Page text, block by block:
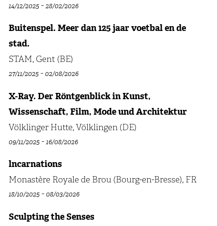
14/12/2025-28/02/2026
Buitenspel. Meer dan 125 jaar voetbal en de
stad.
STAM, Gent (BE)
27/11/2025-02/08/2026
X-Ray. Der Röntgenblick in Kunst,
Wissenschaft, Film, Mode und Architektur
Völklinger Hutte, Völklingen (DE)
09/11/2025-16/08/2026
lncarnations
Monastère Royale de Brou (Bourg-en-Bresse), FR
18/10/2025-08/03/2026
Sculpting the Senses